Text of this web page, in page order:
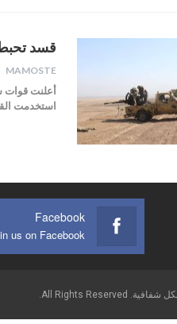
قسد
MAMOSTE
أعلنت قوات
استخدمت
Facebook
us on Facebook